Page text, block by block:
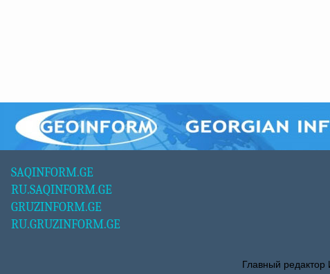
SAQINFORM.GE
RU.SAQINFORM.GE
GRUZINFORM.GE
RU.GRUZINFORM.GE
Главный